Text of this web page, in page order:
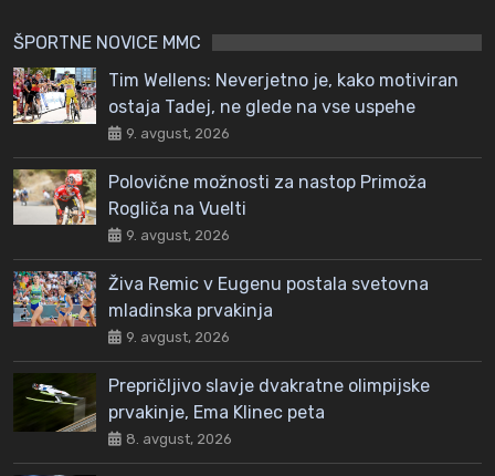
ŠPORTNE NOVICE MMC
Tim Wellens: Neverjetno je, kako motiviran
ostaja Tadej, ne glede na vse uspehe
9. avgust, 2026
Polovične možnosti za nastop Primoža
Rogliča na Vuelti
9. avgust, 2026
Živa Remic v Eugenu postala svetovna
mladinska prvakinja
9. avgust, 2026
Prepričljivo slavje dvakratne olimpijske
prvakinje, Ema Klinec peta
8. avgust, 2026